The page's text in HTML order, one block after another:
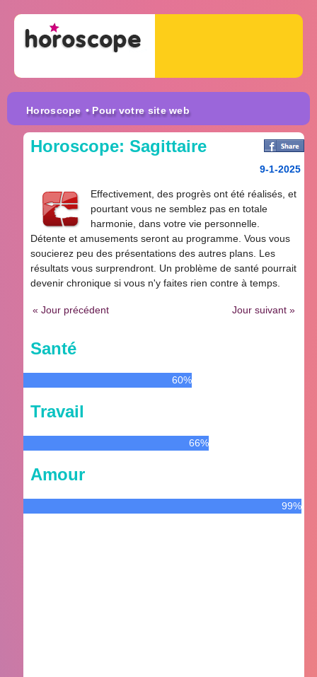
Horoscope • Pour votre site web
Horoscope: Sagittaire
9-1-2025
Effectivement, des progrès ont été réalisés, et
pourtant vous ne semblez pas en totale
harmonie, dans votre vie personnelle.
Détente et amusements seront au programme. Vous vous
soucierez peu des présentations des autres plans. Les
résultats vous surprendront. Un problème de santé pourrait
devenir chronique si vous n'y faites rien contre à temps.
« Jour précédent Jour suivant »
Santé
60%
Travail
66%
Amour
99%